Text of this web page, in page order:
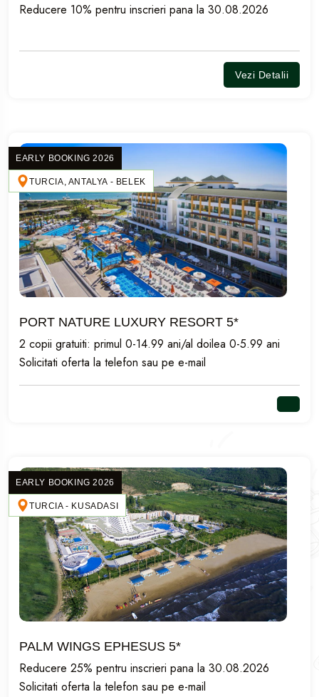
Reducere 10% pentru inscrieri pana la 30.08.2026
Vezi Detalii
EARLY BOOKING 2026
TURCIA, ANTALYA - BELEK
PORT NATURE LUXURY RESORT 5*
2 copii gratuiti: primul 0-14.99 ani/al doilea 0-5.99 ani
Solicitati oferta la telefon sau pe e-mail
EARLY BOOKING 2026
TURCIA - KUSADASI
PALM WINGS EPHESUS 5*
Reducere 25% pentru inscrieri pana la 30.08.2026
Solicitati oferta la telefon sau pe e-mail